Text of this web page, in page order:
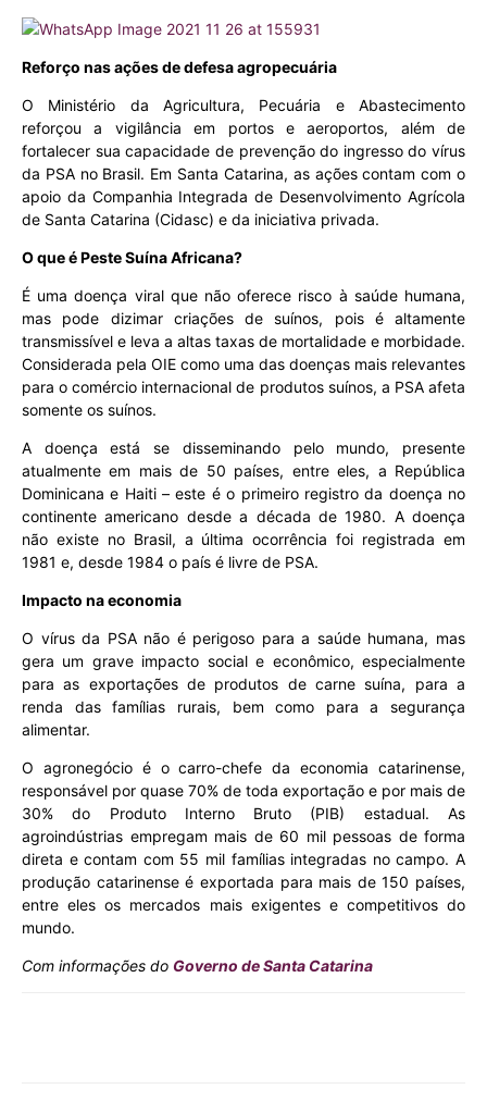
Reforço nas ações de defesa agropecuária
O Ministério da Agricultura, Pecuária e Abastecimento
reforçou a vigilância em portos e aeroportos, além de
fortalecer sua capacidade de prevenção do ingresso do vírus
da PSA no Brasil. Em Santa Catarina, as ações contam com o
apoio da Companhia Integrada de Desenvolvimento Agrícola
de Santa Catarina (Cidasc) e da iniciativa privada.
O que é Peste Suína Africana?
É uma doença viral que não oferece risco à saúde humana,
mas pode dizimar criações de suínos, pois é altamente
transmissível e leva a altas taxas de mortalidade e morbidade.
Considerada pela OIE como uma das doenças mais relevantes
para o comércio internacional de produtos suínos, a PSA afeta
somente os suínos.
A doença está se disseminando pelo mundo, presente
atualmente em mais de 50 países, entre eles, a República
Dominicana e Haiti – este é o primeiro registro da doença no
continente americano desde a década de 1980. A doença
não existe no Brasil, a última ocorrência foi registrada em
1981 e, desde 1984 o país é livre de PSA.
Impacto na economia
O vírus da PSA não é perigoso para a saúde humana, mas
gera um grave impacto social e econômico, especialmente
para as exportações de produtos de carne suína, para a
renda das famílias rurais, bem como para a segurança
alimentar.
O agronegócio é o carro-chefe da economia catarinense,
responsável por quase 70% de toda exportação e por mais de
30% do Produto Interno Bruto (PIB) estadual. As
agroindústrias empregam mais de 60 mil pessoas de forma
direta e contam com 55 mil famílias integradas no campo. A
produção catarinense é exportada para mais de 150 países,
entre eles os mercados mais exigentes e competitivos do
mundo.
Com informações do Governo de Santa Catarina